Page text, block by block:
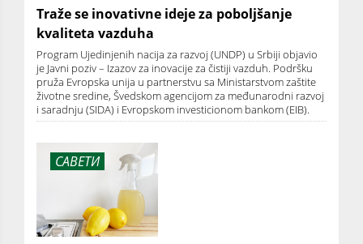
Traže se inovativne ideje za poboljšanje
kvaliteta vazduha
Program Ujedinjenih nacija za razvoj (UNDP) u Srbiji objavio
je Javni poziv – Izazov za inovacije za čistiji vazduh. Podršku
pruža Evropska unija u partnerstvu sa Ministarstvom zaštite
životne sredine, Švedskom agencijom za međunarodni razvoj
i saradnju (SIDA) i Evropskom investicionom bankom (EIB).
САВЕТИ